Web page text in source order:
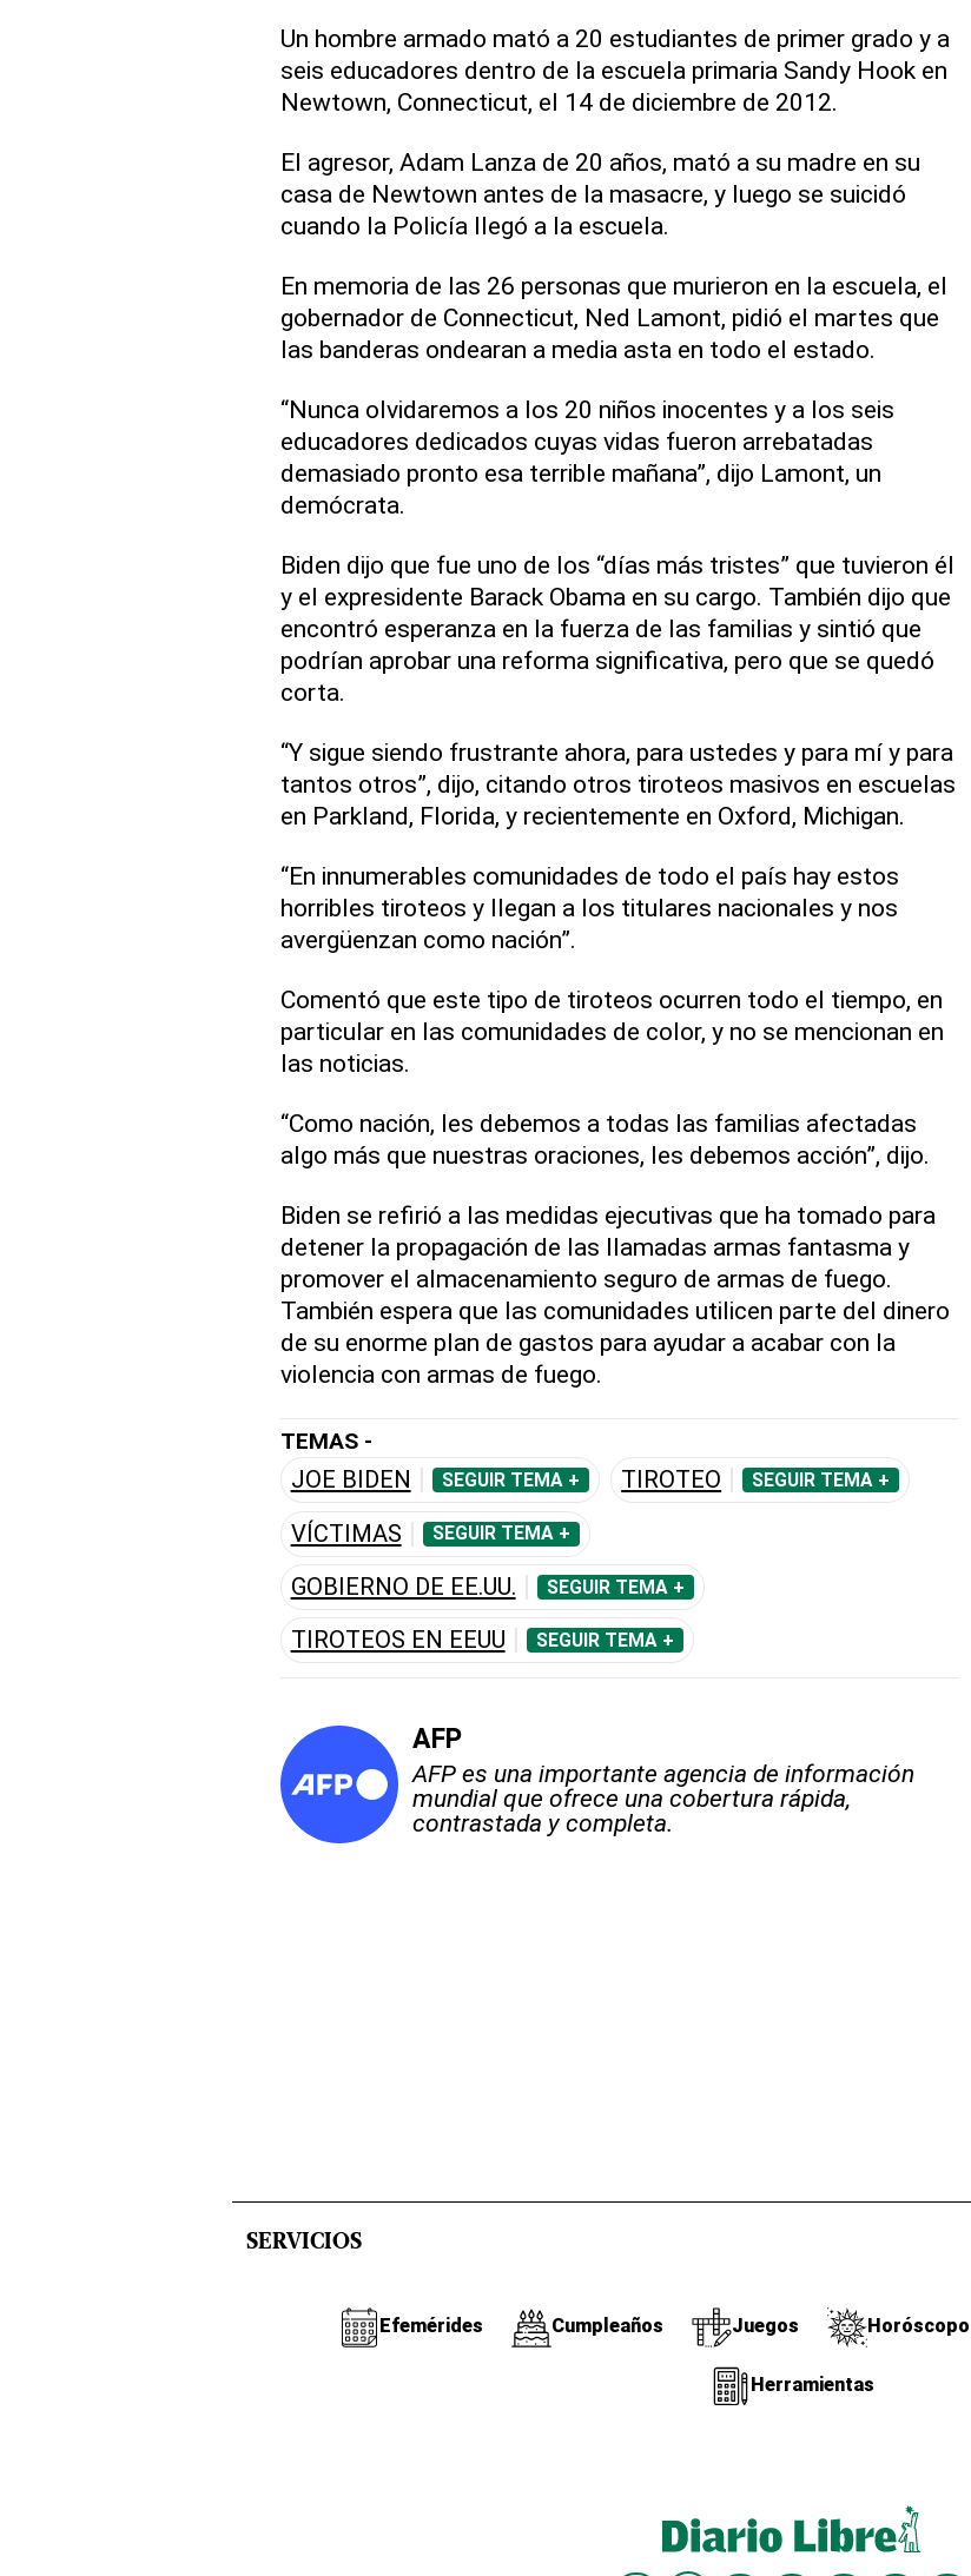
Un hombre armado mató a 20 estudiantes de primer grado y a
seis educadores dentro de la escuela primaria Sandy Hook en
Newtown, Connecticut, el 14 de diciembre de 2012.
El agresor, Adam Lanza de 20 años, mató a su madre en su
casa de Newtown antes de la masacre, y luego se suicidó
cuando la Policía llegó a la escuela.
En memoria de las 26 personas que murieron en la escuela, el
gobernador de Connecticut, Ned Lamont, pidió el martes que
las banderas ondearan a media asta en todo el estado.
“Nunca olvidaremos a los 20 niños inocentes y a los seis
educadores dedicados cuyas vidas fueron arrebatadas
demasiado pronto esa terrible mañana”, dijo Lamont, un
demócrata.
Biden dijo que fue uno de los “días más tristes” que tuvieron él
y el expresidente Barack Obama en su cargo. También dijo que
encontró esperanza en la fuerza de las familias y sintió que
podrían aprobar una reforma significativa, pero que se quedó
corta.
“Y sigue siendo frustrante ahora, para ustedes y para mí y para
tantos otros”, dijo, citando otros tiroteos masivos en escuelas
en Parkland, Florida, y recientemente en Oxford, Michigan.
“En innumerables comunidades de todo el país hay estos
horribles tiroteos y llegan a los titulares nacionales y nos
avergüenzan como nación”.
Comentó que este tipo de tiroteos ocurren todo el tiempo, en
particular en las comunidades de color, y no se mencionan en
las noticias.
“Como nación, les debemos a todas las familias afectadas
algo más que nuestras oraciones, les debemos acción”, dijo.
Biden se refirió a las medidas ejecutivas que ha tomado para
detener la propagación de las llamadas armas fantasma y
promover el almacenamiento seguro de armas de fuego.
También espera que las comunidades utilicen parte del dinero
de su enorme plan de gastos para ayudar a acabar con la
violencia con armas de fuego.
TEMAS -
JOE BIDEN SEGUIR TEMA + TIROTEO SEGUIR TEMA +
VÍCTIMAS SEGUIR TEMA +
GOBIERNO DE EE.UU. SEGUIR TEMA +
TIROTEOS EN EEUU SEGUIR TEMA +
AFP
AFP es una importante agencia de información
mundial que ofrece una cobertura rápida,
contrastada y completa.
SERVICIOS
Efemérides Cumpleaños Juegos Horóscopo
Herramientas